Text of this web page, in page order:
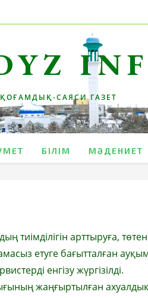
САЯСИ ГАЗЕТ
БІЛІМ МӘДЕНИЕТ
тиімділігін арттыруға,
етуге бағытталған
енгізу жүргізілді.
жаңғыртылған ахуалдық